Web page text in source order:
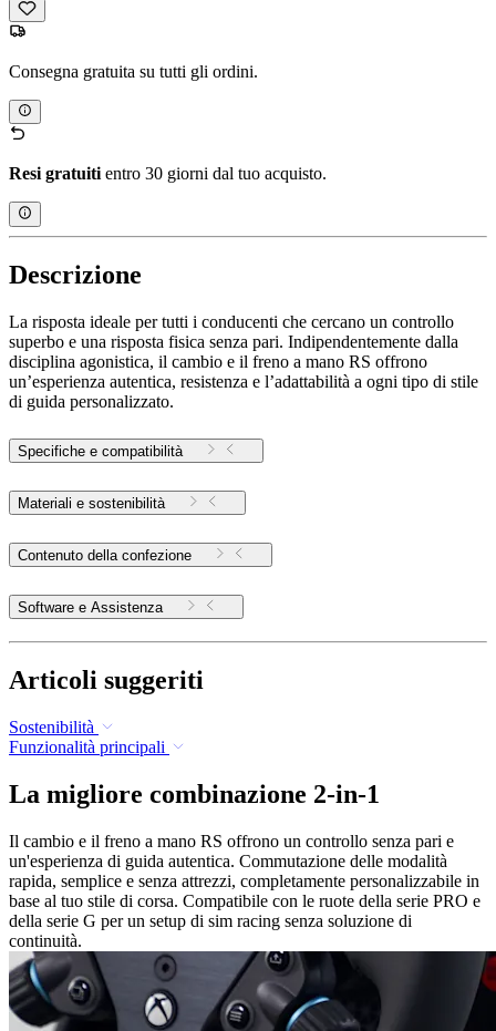
Consegna gratuita su tutti gli ordini.
Resi gratuitientro 30 giorni dal tuo acquisto.
Descrizione
La risposta ideale per tutti i conducenti che cercano un controllo
superbo e una risposta fisica senza pari. Indipendentemente dalla
disciplina agonistica, il cambio e il freno a mano RS offrono
un’esperienza autentica, resistenza e l’adattabilità a ogni tipo di stile
di guida personalizzato.
Specifiche e compatibilità
Materiali e sostenibilità
Contenuto della confezione
Software e Assistenza
Articoli suggeriti
Sostenibilità
Funzionalità principali
La migliore combinazione 2-in-1
Il cambio e il freno a mano RS offrono un controllo senza pari e
un'esperienza di guida autentica. Commutazione delle modalità
rapida, semplice e senza attrezzi, completamente personalizzabile in
base al tuo stile di corsa. Compatibile con le ruote della serie PRO e
della serie G per un setup di sim racing senza soluzione di
continuità.